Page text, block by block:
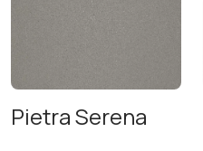
Pietra Serena